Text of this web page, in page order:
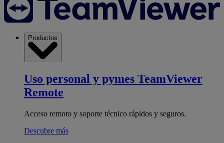
Productos
Uso personal y pymes TeamViewer
Remote
Acceso remoto y soporte técnico rápidos y seguros.
Descubre más